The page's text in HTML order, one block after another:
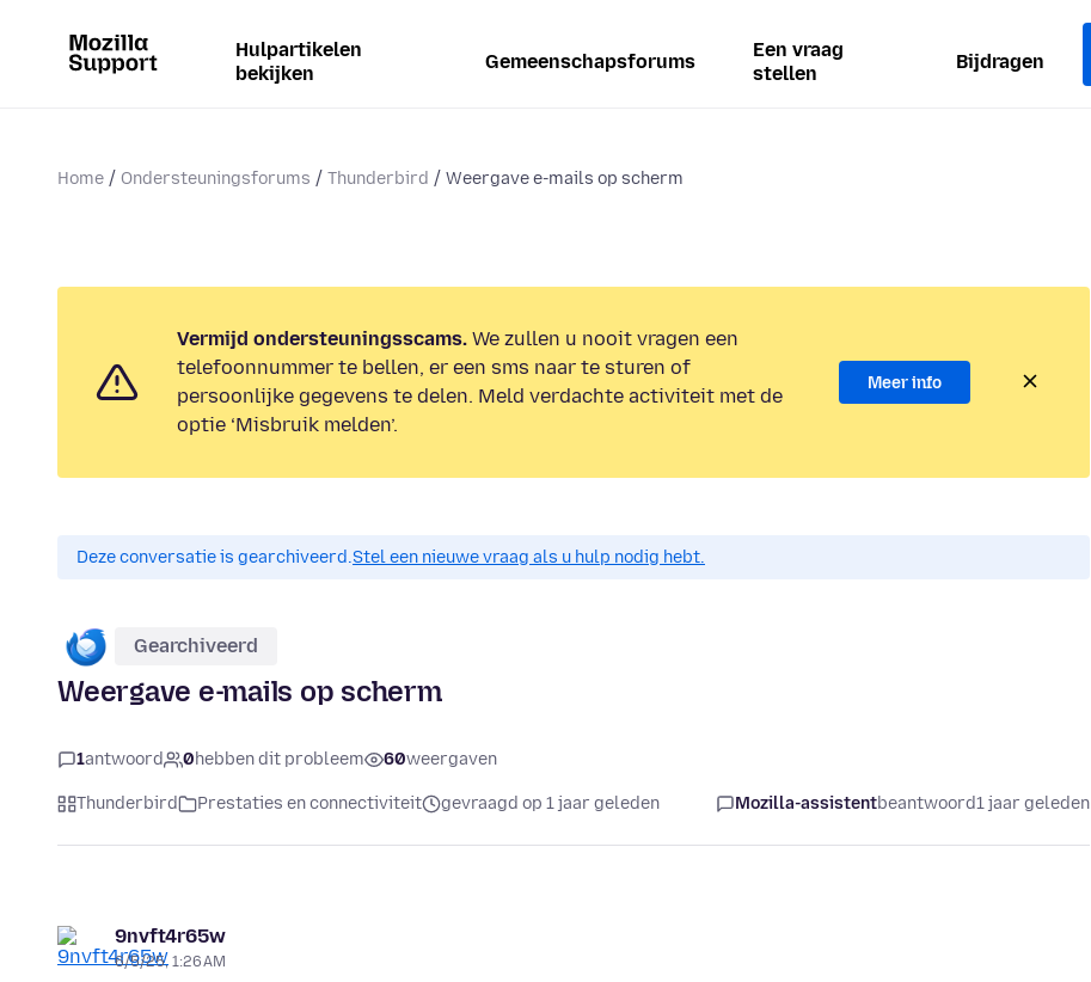
Hulpartikelen
bekijken
Gemeenschapsforums
Een vraag
stellen
Bijdragen
Home Ondersteuningsforums Thunderbird Weergave e-mails op scherm
Vermijd ondersteuningsscams. We zullen u nooit vragen een
telefoonnummer te bellen, er een sms naar te sturen of
persoonlijke gegevens te delen. Meld verdachte activiteit met de
optie ‘Misbruik melden’.
Meer info
Deze conversatie is gearchiveerd.Stel een nieuwe vraag als u hulp nodig hebt.
Gearchiveerd
Weergave e-mails op scherm
1antwoord 0hebben dit probleem 60weergaven
Thunderbird Prestaties en connectiviteit gevraagd op 1 jaar geleden Mozilla-assistentbeantwoord1 jaar geleden
9nvft4r65w
6/5/25, 1:26 AM